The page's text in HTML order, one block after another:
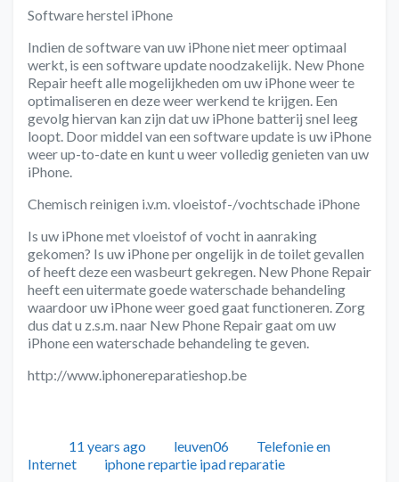
Software herstel iPhone
Indien de software van uw iPhone niet meer optimaal
werkt, is een software update noodzakelijk. New Phone
Repair heeft alle mogelijkheden om uw iPhone weer te
optimaliseren en deze weer werkend te krijgen. Een
gevolg hiervan kan zijn dat uw iPhone batterij snel leeg
loopt. Door middel van een software update is uw iPhone
weer up-to-date en kunt u weer volledig genieten van uw
iPhone.
Chemisch reinigen i.v.m. vloeistof-/vochtschade iPhone
Is uw iPhone met vloeistof of vocht in aanraking
gekomen? Is uw iPhone per ongelijk in de toilet gevallen
of heeft deze een wasbeurt gekregen. New Phone Repair
heeft een uitermate goede waterschade behandeling
waardoor uw iPhone weer goed gaat functioneren. Zorg
dus dat u z.s.m. naar New Phone Repair gaat om uw
iPhone een waterschade behandeling te geven.
http://www.iphonereparatieshop.be
Geplaatst
11 years ago Auteur
leuven06 Categorieën
Telefonie en
Internet
Tags
iphone repartie ipad reparatie